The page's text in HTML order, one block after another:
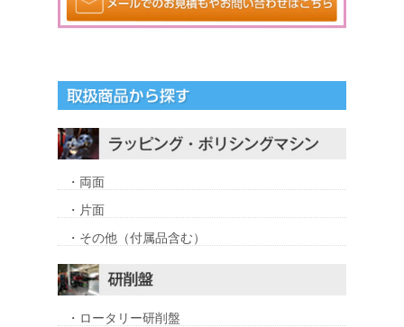
・両面
・片面
・その他（付属品含む）
・ロータリー研削盤